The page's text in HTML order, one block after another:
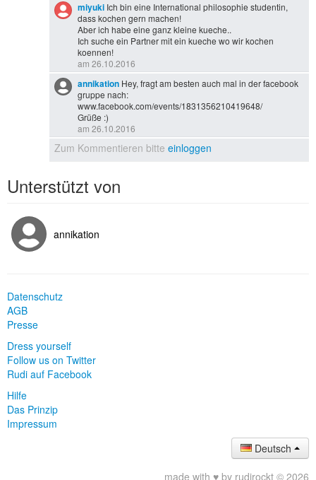
miyuki Ich bin eine International philosophie studentin,
dass kochen gern machen!
Aber ich habe eine ganz kleine kueche..
Ich suche ein Partner mit ein kueche wo wir kochen
koennen!
am 26.10.2016
annikation Hey, fragt am besten auch mal in der facebook
gruppe nach:
www.facebook.com/events/1831356210419648/
Grüße :)
am 26.10.2016
Zum Kommentieren bitte einloggen
Unterstützt von
annikation
Datenschutz
AGB
Presse
Dress yourself
Follow us on Twitter
Rudi auf Facebook
Hilfe
Das Prinzip
Impressum
Deutsch
made with ♥ by rudirockt © 2026